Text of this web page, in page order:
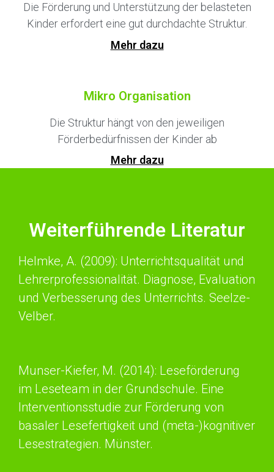
Die Förderung und Unterstützung der belasteten
Kinder erfordert eine gut durchdachte Struktur.
Mehr dazu
Mikro Organisation
Die Struktur hängt von den jeweiligen
Förderbedürfnissen der Kinder ab
Mehr dazu
Weiterführende Literatur
Helmke, A. (2009): Unterrichtsqualität und
Lehrerprofessionalität. Diagnose, Evaluation
und Verbesserung des Unterrichts. Seelze-
Velber.
Munser-Kiefer, M. (2014): Leseförderung
im Leseteam in der Grundschule. Eine
Interventionsstudie zur Förderung von
basaler Lesefertigkeit und (meta-)kognitiver
Lesestrategien. Münster.